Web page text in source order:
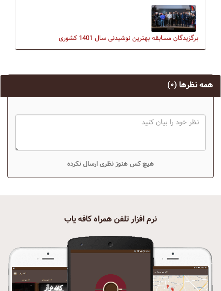
برگزیدگان مسابقه بهترین نوشیدنی سال 1401 کشوری
همه نظرها (۰)
هیچ کس هنوز نظری ارسال نکرده
نرم افزار تلفن همراه کافه یاب